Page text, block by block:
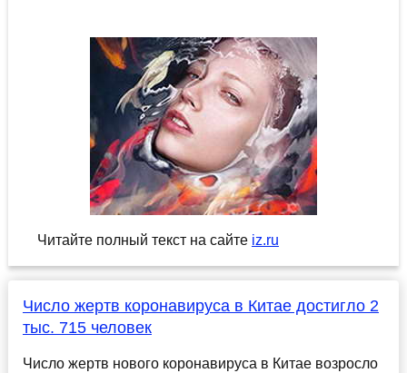
Читайте полный текст на сайте iz.ru
Число жертв коронавируса в Китае достигло 2
тыс. 715 человек
Число жертв нового коронавируса в Китае возросло